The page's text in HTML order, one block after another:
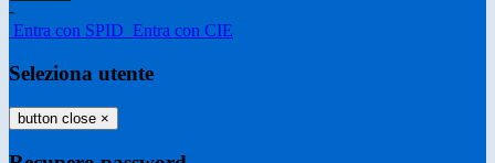
-
Entra con SPID Entra con CIE
Seleziona utente
button close ×